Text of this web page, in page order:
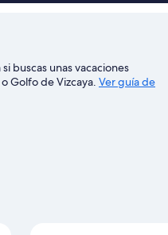
buscas unas vacaciones
Golfo de Vizcaya. Ver guía de